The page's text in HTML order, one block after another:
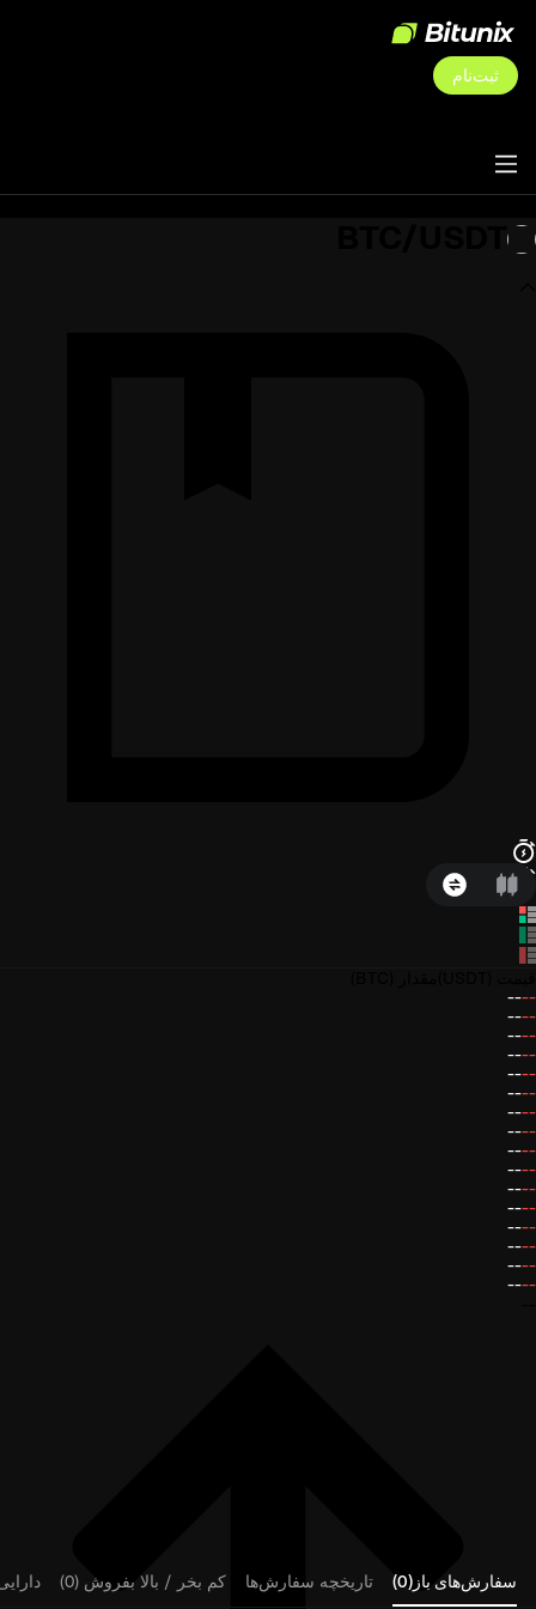
ثبت‌نام
--
--
--
--
--
--
--
--
--
--
--
--
--
--
--
--
--
--
--
--
--
--
--
--
--
--
--
--
--
--
--
--
سفارش‌های باز(0) تاریخچه سفارش‌ها کم بخر / بالا بفروش (0)